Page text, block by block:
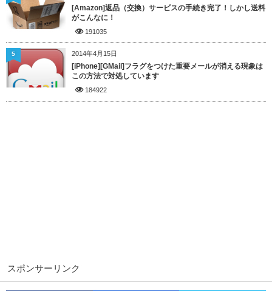
[Amazon]返品（交換）サービスの手続き完了！しかし送料
がこんなに！
191035
2014年4月15日
[iPhone][GMail]フラグをつけた重要メールが消える現象は
この方法で対処しています
184922
5
スポンサーリンク